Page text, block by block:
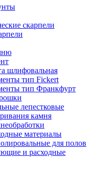
скарпели
шлифовальная
тип Fickert
тип Франкфурт
лепестковые
камня
материалы
для полов
и расходные